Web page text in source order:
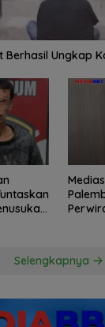
Berhasil Ungkap
Selengkapnya